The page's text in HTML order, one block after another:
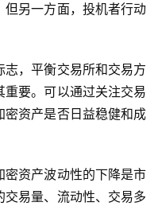
但另一方面，投机者行动
，平衡交易所和交易方
要。可以通过关注交易
密资产是否日益稳健和成
资产波动性的下降是市
易量、流动性、交易多